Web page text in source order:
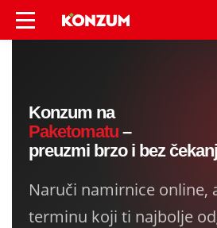
Pokupi paketomat -
Konzum na
Paketomatu–
preuzmi brzo i bez
Naruči namirnice online,
terminu koji ti najbolje